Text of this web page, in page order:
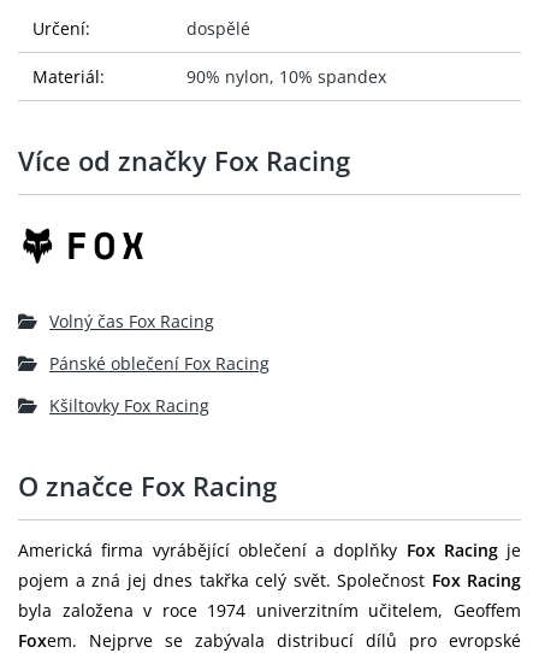
Určení: dospělé
Materiál: 90% nylon, 10% spandex
Více od značky Fox Racing
Volný čas Fox Racing
Pánské oblečení Fox Racing
Kšiltovky Fox Racing
O značce Fox Racing
Americká firma vyrábějící oblečení a doplňky Fox Racingje
pojem a zná jej dnes takřka celý svět. Společnost Fox Racing
byla založena v roce 1974 univerzitním učitelem, Geoffem
Foxem. Nejprve se zabývala distribucí dílů pro evropské